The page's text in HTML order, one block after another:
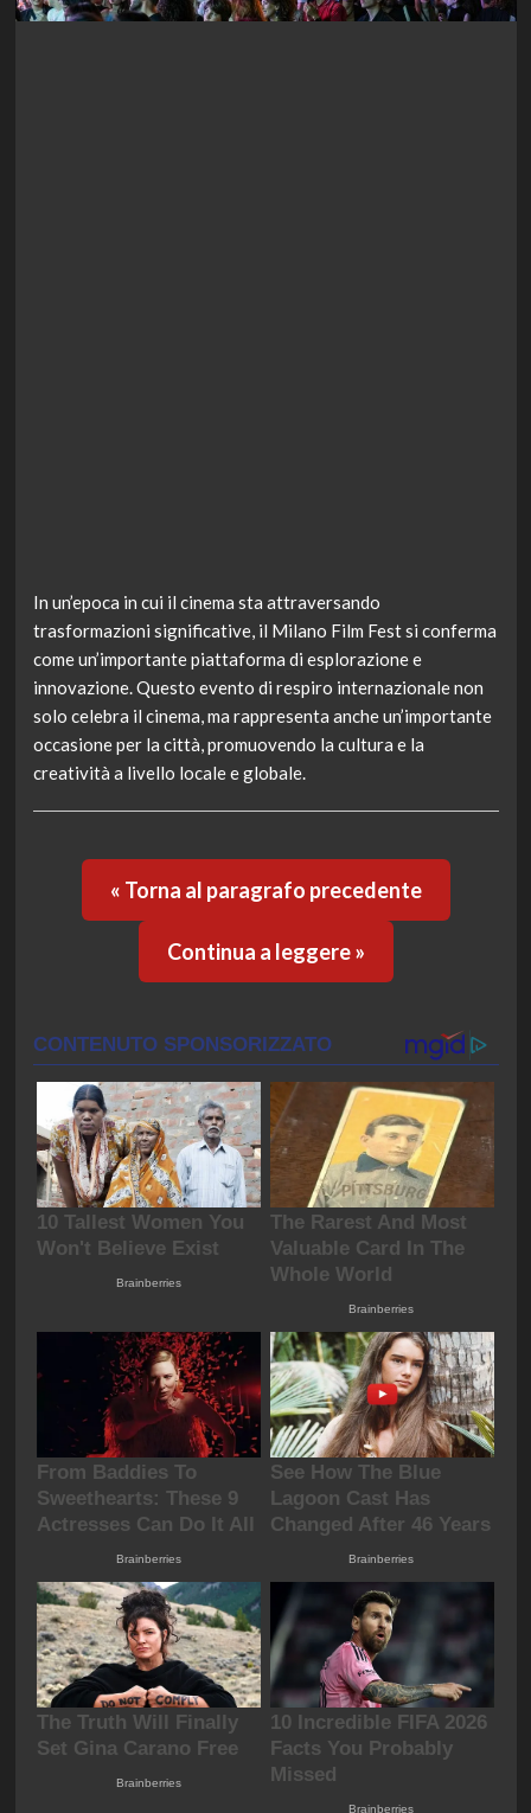
In un’epoca in cui il cinema sta attraversando
trasformazioni significative, il Milano Film Fest si conferma
come un’importante piattaforma di esplorazione e
innovazione. Questo evento di respiro internazionale non
solo celebra il cinema, ma rappresenta anche un’importante
occasione per la città, promuovendo la cultura e la
creatività a livello locale e globale.
« Torna al paragrafo precedente
Continua a leggere »